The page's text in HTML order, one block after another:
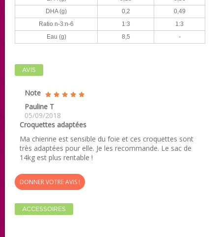
DHA (g)
0,2
0,49
Ratio n-3:n-6
1:3
1:3
Eau (g)
8,5 -
AVIS
Note
Pauline T
05/09/2018
Croquettes adaptées
Ma chienne est sensible du foie et ces croquettes sont
très adaptées pour elle. Je les recommande. Le sac de
14kg est plus rentable !
DONNER VOTRE AVIS !
ACCESSOIRES